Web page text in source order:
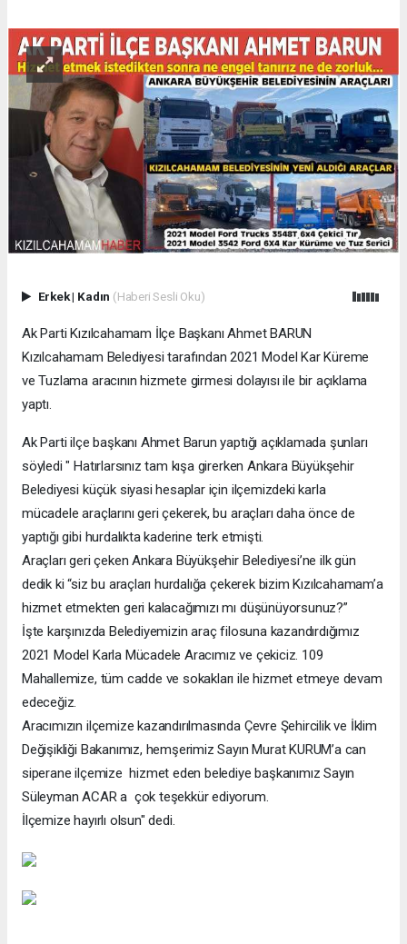
Erkek| Kadın (Haberi Sesli Oku)
Ak Parti Kızılcahamam İlçe Başkanı Ahmet BARUN
Kızılcahamam Belediyesi tarafından 2021 Model Kar Küreme
ve Tuzlama aracının hizmete girmesi dolayısı ile bir açıklama
yaptı.
Ak Parti ilçe başkanı Ahmet Barun yaptığı açıklamada şunları
söyledi " Hatırlarsınız tam kışa girerken Ankara Büyükşehir
Belediyesi küçük siyasi hesaplar için ilçemizdeki karla
mücadele araçlarını geri çekerek, bu araçları daha önce de
yaptığı gibi hurdalıkta kaderine terk etmişti.
Araçları geri çeken Ankara Büyükşehir Belediyesi’ne ilk gün
dedik ki “siz bu araçları hurdalığa çekerek bizim Kızılcahamam’a
hizmet etmekten geri kalacağımızı mı düşünüyorsunuz?”
İşte karşınızda Belediyemizin araç filosuna kazandırdığımız
2021 Model Karla Mücadele Aracımız ve çekiciz. 109
Mahallemize, tüm cadde ve sokakları ile hizmet etmeye devam
edeceğiz.
Aracımızın ilçemize kazandırılmasında Çevre Şehircilik ve İklim
Değişikliği Bakanımız, hemşerimiz Sayın Murat KURUM’a can
siperane ilçemize hizmet eden belediye başkanımız Sayın
Süleyman ACAR a çok teşekkür ediyorum.
İlçemize hayırlı olsun" dedi.